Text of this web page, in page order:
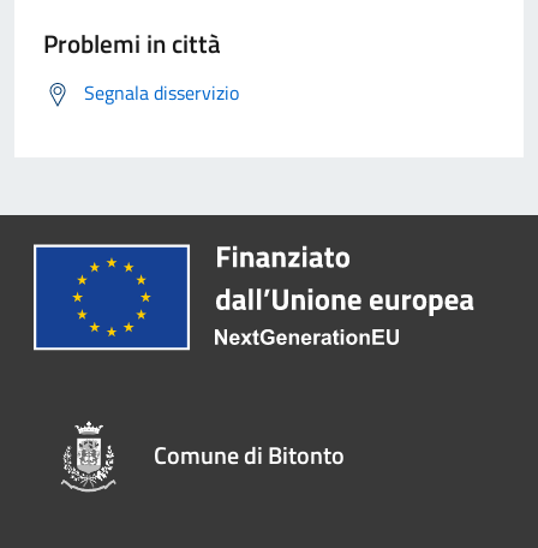
Problemi in città
Segnala disservizio
Comune di Bitonto